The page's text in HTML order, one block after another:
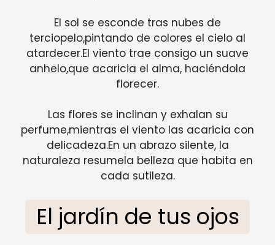
El sol se esconde tras nubes de
terciopelo,pintando de colores el cielo al
atardecer.El viento trae consigo un suave
anhelo,que acaricia el alma, haciéndola
florecer.
Las flores se inclinan y exhalan su
perfume,mientras el viento las acaricia con
delicadeza.En un abrazo silente, la
naturaleza resumela belleza que habita en
cada sutileza.
El jardín de tus ojos